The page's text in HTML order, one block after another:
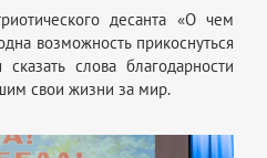
десанта «О чем
возможность прикоснуться
слова благодарности
свои жизни за мир.